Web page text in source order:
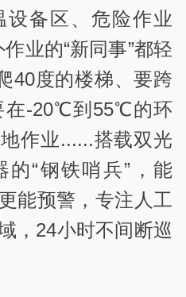
备区、危险作业
业的“新同事”都轻
40度的楼梯、要跨
在-20℃到55℃的环
作业......搭载双光
“钢铁哨兵”，能
能预警，专注人工
，24小时不间断巡